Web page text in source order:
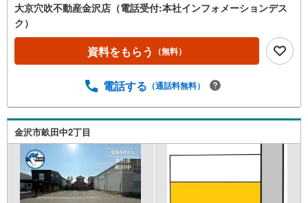
大京穴吹不動産金沢店（電話受付:本社インフォメーションデス
ク）
資料をもらう （無料）
電話する （通話料無料）
金沢市畝田中2丁目